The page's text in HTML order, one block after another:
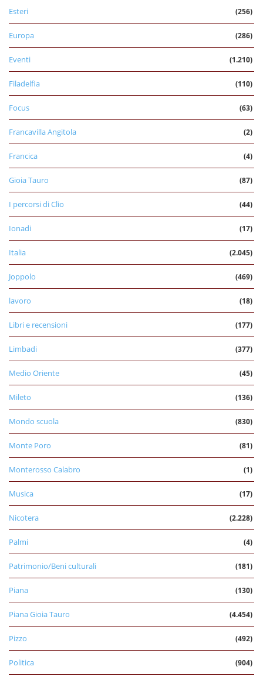
Esteri (256)
Europa (286)
Eventi (1.210)
Filadelfia (110)
Focus (63)
Francavilla Angitola (2)
Francica (4)
Gioia Tauro (87)
I percorsi di Clio (44)
Ionadi (17)
Italia (2.045)
Joppolo (469)
lavoro (18)
Libri e recensioni (177)
Limbadi (377)
Medio Oriente (45)
Mileto (136)
Mondo scuola (830)
Monte Poro (81)
Monterosso Calabro (1)
Musica (17)
Nicotera (2.228)
Palmi (4)
Patrimonio/Beni culturali (181)
Piana (130)
Piana Gioia Tauro (4.454)
Pizzo (492)
Politica (904)